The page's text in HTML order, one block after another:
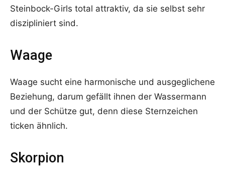
Steinbock-Girls total attraktiv, da sie selbst sehr
diszipliniert sind.
Waage
Waage sucht eine harmonische und ausgeglichene
Beziehung, darum gefällt ihnen der Wassermann
und der Schütze gut, denn diese Sternzeichen
ticken ähnlich.
Skorpion